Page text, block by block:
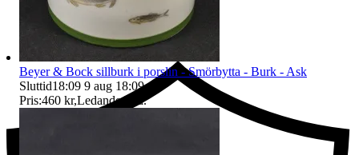
Ersättning om du inte får din vara
Beyer & Bock sillburk i porslin - Smörbytta - Burk - Ask
Sluttid18:09 9 aug 18:09.
Pris:460 kr,Ledande bud.